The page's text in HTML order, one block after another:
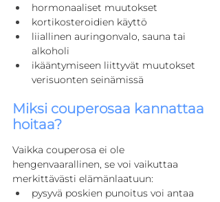
hormonaaliset muutokset
kortikosteroidien käyttö
liiallinen auringonvalo, sauna tai
alkoholi
ikääntymiseen liittyvät muutokset
verisuonten seinämissä
Miksi couperosaa kannattaa
hoitaa?
Vaikka couperosa ei ole
hengenvaarallinen, se voi vaikuttaa
merkittävästi elämänlaatuun:
pysyvä poskien punoitus voi antaa